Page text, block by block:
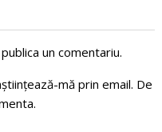
un comentariu.
mă prin email. De